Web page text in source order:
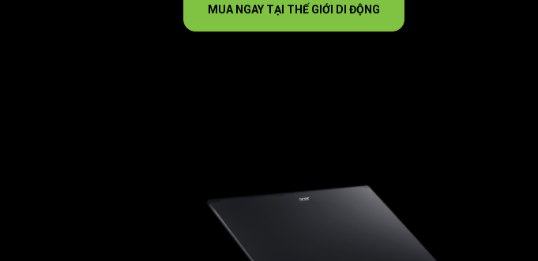
MUA NGAY TẠI THẾ GIỚI DI ĐỘNG